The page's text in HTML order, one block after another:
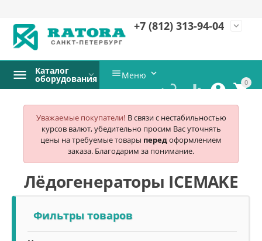
+7 (812) 313-94-04 expand_more
0


 
Каталог
оборудования Меню 
Уважаемые покупатели! В связи с нестабильностью
курсов валют, убедительно просим Вас уточнять
цены на требуемые товары передоформлением
заказа. Благодарим за понимание.
Лёдогенераторы ICEMAKE
Фильтры товаров